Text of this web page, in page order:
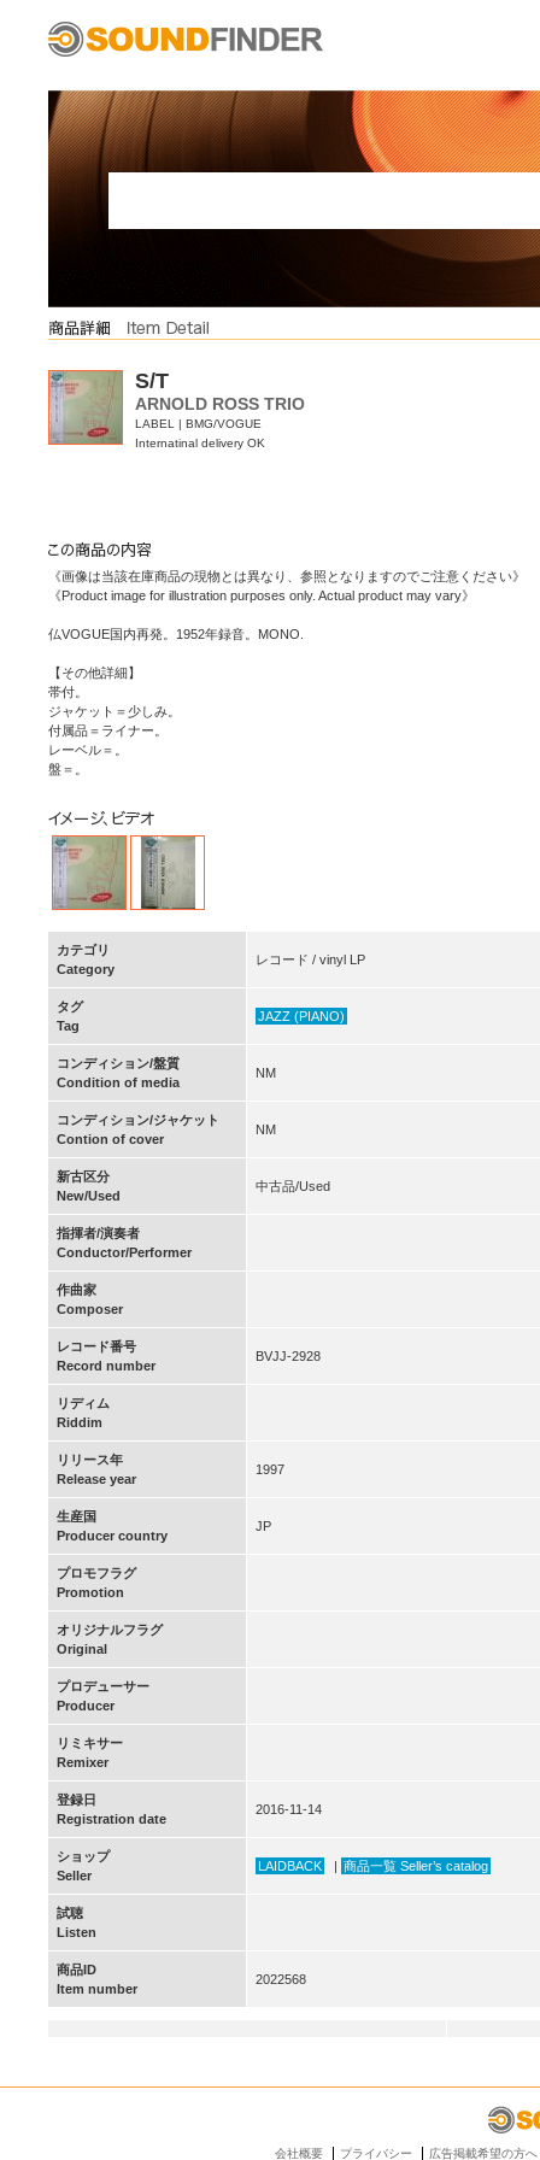
S/T
ARNOLD ROSS TRIO
LABEL | BMG/VOGUE
Internatinal delivery OK
《画像は当該在庫商品の現物とは異なり、参照となりますのでご注意ください》
《Product image for illustration purposes only. Actual product may vary》
仏VOGUE国内再発。1952年録音。MONO.
【その他詳細】
帯付。
ジャケット＝少しみ。
付属品＝ライナー。
レーベル＝。
盤＝。
カテゴリ
Category
レコード / vinyl LP
タグ
Tag
JAZZ (PIANO)
コンディション/盤質
Condition of media
NM
コンディション/ジャケット
Contion of cover
NM
新古区分
New/Used
中古品/Used
指揮者/演奏者
Conductor/Performer
作曲家
Composer
レコード番号
Record number
BVJJ-2928
リディム
Riddim
リリース年
Release year
1997
生産国
Producer country
JP
プロモフラグ
Promotion
オリジナルフラグ
Original
プロデューサー
Producer
リミキサー
Remixer
登録日
Registration date
2016-11-14
ショップ
Seller
LAIDBACK | 商品一覧 Seller’s catalog
試聴
Listen
商品ID
Item number
2022568
会社概要 プライバシー 広告掲載希望の方へ